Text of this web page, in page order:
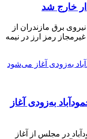
برق مازندران از
استخراج غیرمجاز رمز ارز در نیمه
مگاواتی محمودآباد به‌زودی آغاز
در مجلس از آغاز